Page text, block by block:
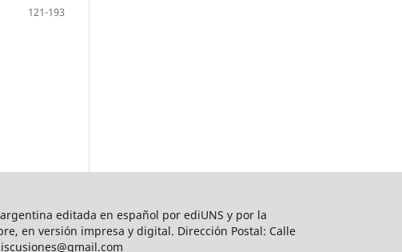
121-193
editada en español por ediUNS y por la
en versión impresa y digital. Dirección Postal: Calle